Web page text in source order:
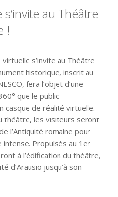
au Théâtre
!
s’invite au Théâtre
historique, inscrit au
fera l’objet d’une
que le public
casque de réalité virtuelle.
théâtre, les visiteurs seront
l’Antiquité romaine pour
intense. Propulsés au 1er
à l’édification du théâtre,
d’Arausio jusqu’à son